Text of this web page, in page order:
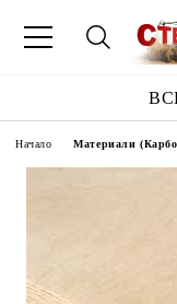
Начало Материали